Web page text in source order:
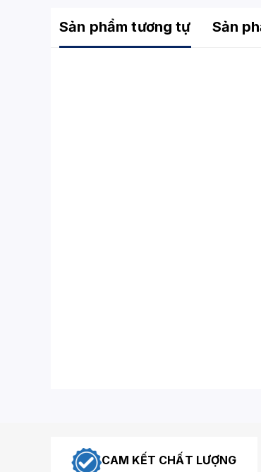
Sản phẩm tương tự Sản
CAM KẾT CHẤT LƯỢNG